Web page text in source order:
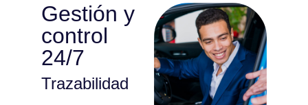
Gestión y
control
24/7
Trazabilidad